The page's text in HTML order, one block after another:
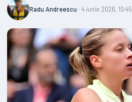
Radu Andreescu · 4 iunie 2026, 10:45